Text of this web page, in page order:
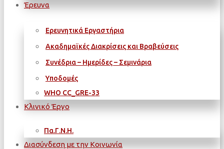
Έρευνα
Ερευνητικά Εργαστήρια
Ακαδημαϊκές Διακρίσεις και Βραβεύσεις
Συνέδρια – Ημερίδες – Σεμινάρια
Υποδομές
WΗΟ CC_GRE-33
Κλινικό Έργο
Πα.Γ.Ν.Η.
Διασύνδεση με την Κοινωνία